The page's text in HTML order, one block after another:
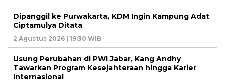
Dipanggil ke Purwakarta, KDM Ingin Kampung Adat
Ciptamulya Ditata
2 Agustus 2026 | 19:30 WIB
Usung Perubahan di PWI Jabar, Kang Andhy
Tawarkan Program Kesejahteraan hingga Karier
Internasional